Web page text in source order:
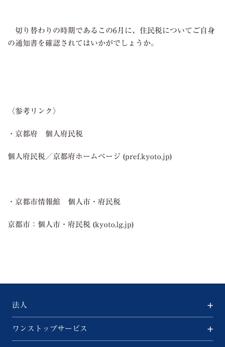
切り替わりの時期であるこの6 月に、住民税についてご自身
の通知書を確認されてはいかがでしょうか。
〈参考リンク〉
・京都府 個人府民税
個人府民税／京都府ホームページ (pref.kyoto.jp)
・京都市情報館 個人市・府民税
京都市：個人市・府民税 (kyoto.lg.jp)
法人
ワンストップサービス